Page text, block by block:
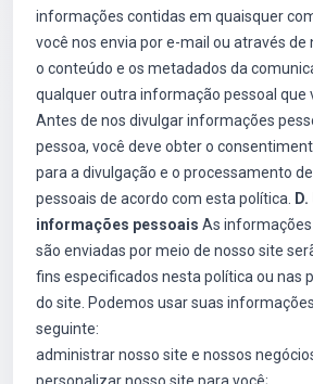
informações contidas em quaisquer
você nos envia por e-mail ou através de
o conteúdo e os metadados da
qualquer outra informação pessoal que
Antes de nos divulgar informações
pessoa, você deve obter o
para a divulgação e o processamento
pessoais de acordo com esta política.
informações pessoais As
são enviadas por meio de nosso site
fins especificados nesta política ou nas
do site. Podemos usar suas
seguinte:
administrar nosso site e nossos